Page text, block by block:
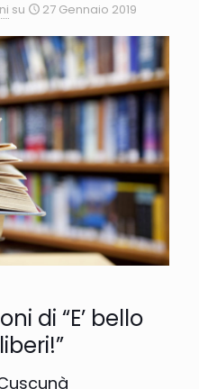
su 27 Gennaio 2019
di “E’ bello